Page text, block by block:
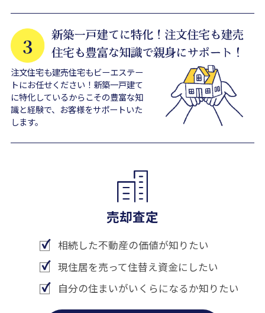
注文住宅も建売住宅もビーエステー
トにお任せください！新築一戸建て
に特化しているからこその豊富な知
識と経験で、お客様をサポートいた
します。
売却査定
相続した不動産の価値が知りたい
現住居を売って住替え資金にしたい
自分の住まいがいくらになるか知りたい